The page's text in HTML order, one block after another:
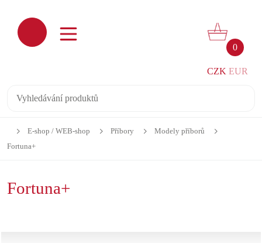
0
CZK EUR
E-shop / WEB-shop Příbory
Modely příborů
Fortuna+
Fortuna+